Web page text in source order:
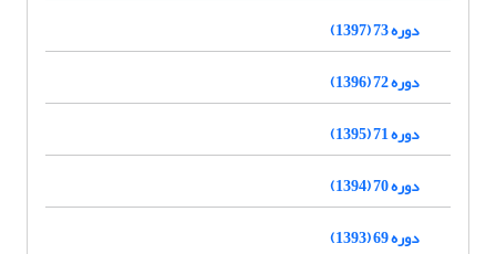
دوره 73 (1397)
دوره 72 (1396)
دوره 71 (1395)
دوره 70 (1394)
دوره 69 (1393)